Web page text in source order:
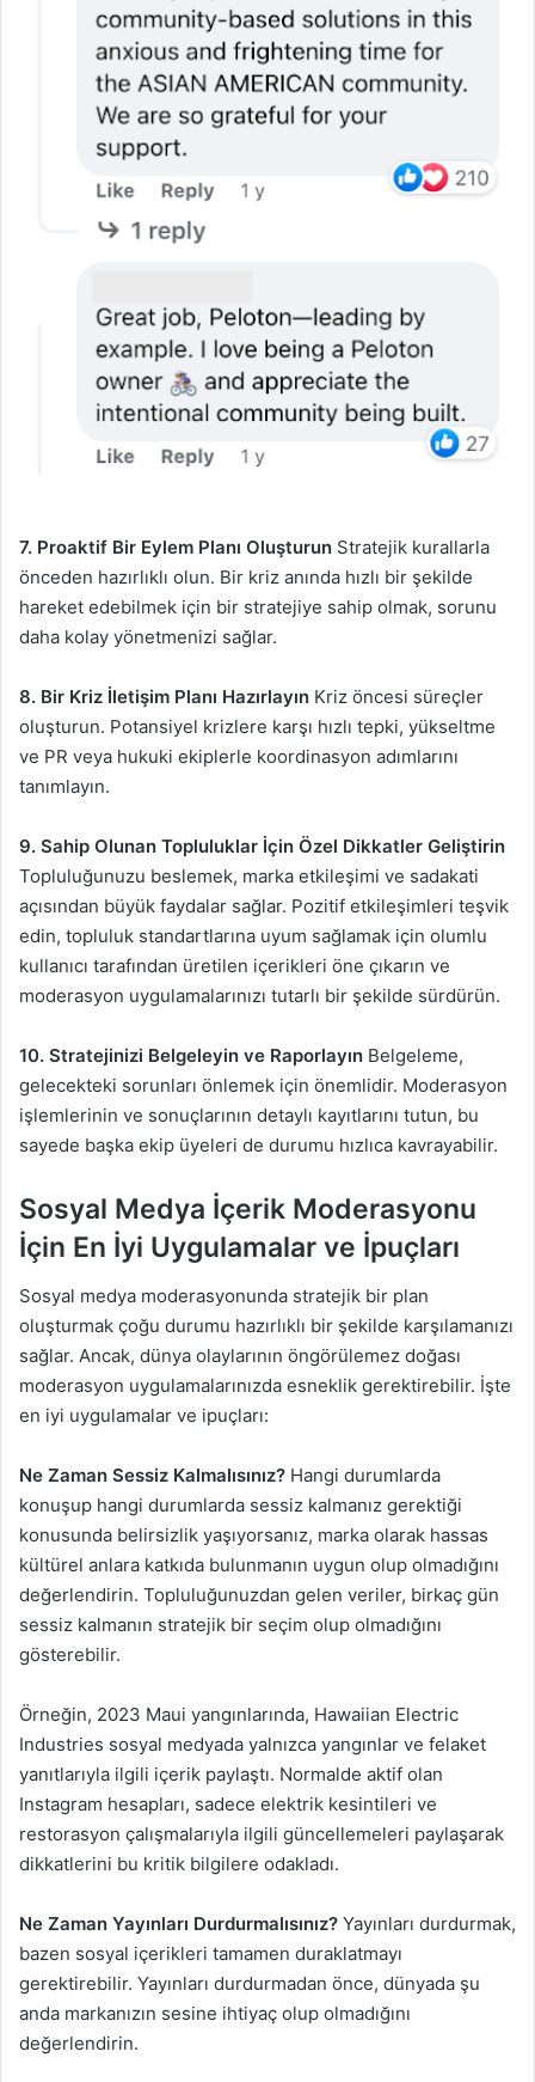
7. Proaktif Bir Eylem Planı Oluşturun Stratejik kurallarla
önceden hazırlıklı olun. Bir kriz anında hızlı bir şekilde
hareket edebilmek için bir stratejiye sahip olmak, sorunu
daha kolay yönetmenizi sağlar.
8. Bir Kriz İletişim Planı Hazırlayın Kriz öncesi süreçler
oluşturun. Potansiyel krizlere karşı hızlı tepki, yükseltme
ve PR veya hukuki ekiplerle koordinasyon adımlarını
tanımlayın.
9. Sahip Olunan Topluluklar İçin Özel Dikkatler Geliştirin
Topluluğunuzu beslemek, marka etkileşimi ve sadakati
açısından büyük faydalar sağlar. Pozitif etkileşimleri teşvik
edin, topluluk standartlarına uyum sağlamak için olumlu
kullanıcı tarafından üretilen içerikleri öne çıkarın ve
moderasyon uygulamalarınızı tutarlı bir şekilde sürdürün.
10. Stratejinizi Belgeleyin ve Raporlayın Belgeleme,
gelecekteki sorunları önlemek için önemlidir. Moderasyon
işlemlerinin ve sonuçlarının detaylı kayıtlarını tutun, bu
sayede başka ekip üyeleri de durumu hızlıca kavrayabilir.
Sosyal Medya İçerik Moderasyonu
İçin En İyi Uygulamalar ve İpuçları
Sosyal medya moderasyonunda stratejik bir plan
oluşturmak çoğu durumu hazırlıklı bir şekilde karşılamanızı
sağlar. Ancak, dünya olaylarının öngörülemez doğası
moderasyon uygulamalarınızda esneklik gerektirebilir. İşte
en iyi uygulamalar ve ipuçları:
Ne Zaman Sessiz Kalmalısınız? Hangi durumlarda
konuşup hangi durumlarda sessiz kalmanız gerektiği
konusunda belirsizlik yaşıyorsanız, marka olarak hassas
kültürel anlara katkıda bulunmanın uygun olup olmadığını
değerlendirin. Topluluğunuzdan gelen veriler, birkaç gün
sessiz kalmanın stratejik bir seçim olup olmadığını
gösterebilir.
Örneğin, 2023 Maui yangınlarında, Hawaiian Electric
Industries sosyal medyada yalnızca yangınlar ve felaket
yanıtlarıyla ilgili içerik paylaştı. Normalde aktif olan
Instagram hesapları, sadece elektrik kesintileri ve
restorasyon çalışmalarıyla ilgili güncellemeleri paylaşarak
dikkatlerini bu kritik bilgilere odakladı.
Ne Zaman Yayınları Durdurmalısınız? Yayınları durdurmak,
bazen sosyal içerikleri tamamen duraklatmayı
gerektirebilir. Yayınları durdurmadan önce, dünyada şu
anda markanızın sesine ihtiyaç olup olmadığını
değerlendirin.